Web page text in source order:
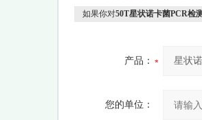
如果你对50T星状诺卡菌PCR检
产品：
您的单位：